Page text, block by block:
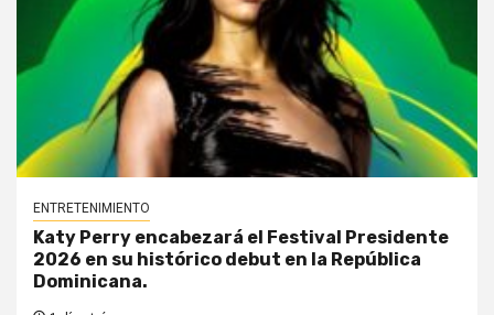
ENTRETENIMIENTO
Katy Perry encabezará el Festival Presidente
2026 en su histórico debut en la República
Dominicana.